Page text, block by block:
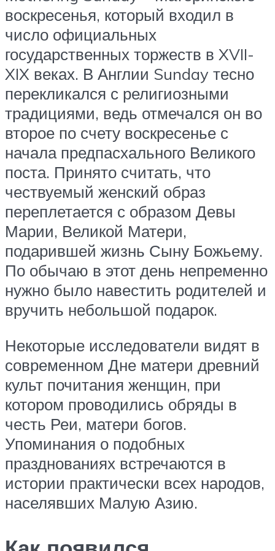
воскресенья, который входил в
число официальных
государственных торжеств в XVII-
XIX веках. В Англии Sunday тесно
перекликался с религиозными
традициями, ведь отмечался он во
второе по счету воскресенье с
начала предпасхального Великого
поста. Принято считать, что
чествуемый женский образ
переплетается с образом Девы
Марии, Великой Матери,
подарившей жизнь Сыну Божьему.
По обычаю в этот день непременно
нужно было навестить родителей и
вручить небольшой подарок.
Некоторые исследователи видят в
современном Дне матери древний
культ почитания женщин, при
котором проводились обряды в
честь Реи, матери богов.
Упоминания о подобных
празднованиях встречаются в
истории практически всех народов,
населявших Малую Азию.